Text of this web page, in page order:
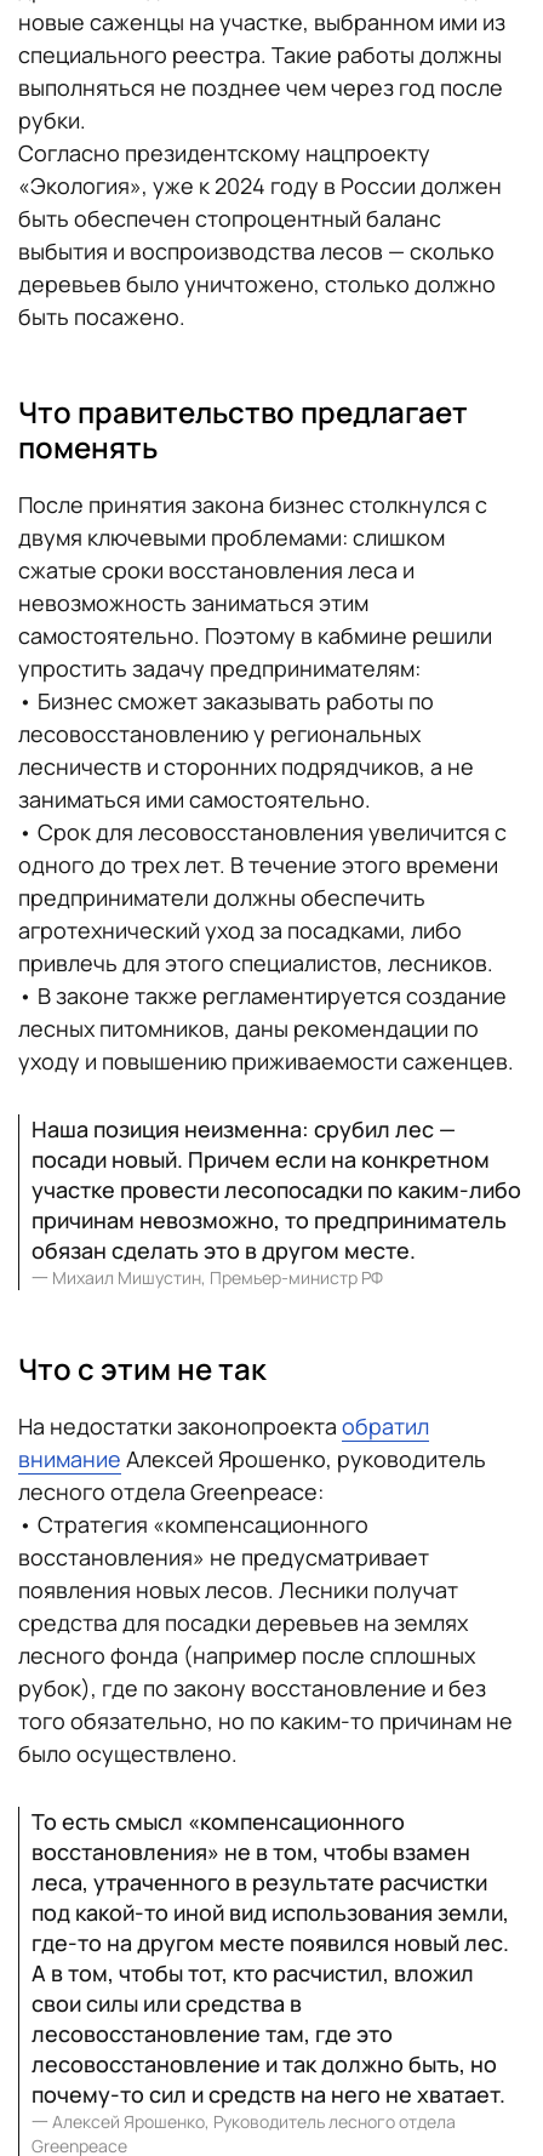
новые саженцы на участке, выбранном ими из
специального реестра. Такие работы должны
выполняться не позднее чем через год после
рубки.
Согласно президентскому нацпроекту
«Экология», уже к 2024 году в России должен
быть обеспечен стопроцентный баланс
выбытия и воспроизводства лесов — сколько
деревьев было уничтожено, столько должно
быть посажено.
Что правительство предлагает
поменять
После принятия закона бизнес столкнулся с
двумя ключевыми проблемами: слишком
сжатые сроки восстановления леса и
невозможность заниматься этим
самостоятельно. Поэтому в кабмине решили
упростить задачу предпринимателям:
• Бизнес сможет заказывать работы по
лесовосстановлению у региональных
лесничеств и сторонних подрядчиков, а не
заниматься ими самостоятельно.
• Срок для лесовосстановления увеличится с
одного до трех лет. В течение этого времени
предприниматели должны обеспечить
агротехнический уход за посадками, либо
привлечь для этого специалистов, лесников.
• В законе также регламентируется создание
лесных питомников, даны рекомендации по
уходу и повышению приживаемости саженцев.
Наша позиция неизменна: срубил лес —
посади новый. Причем если на конкретном
участке провести лесопосадки по каким-либо
причинам невозможно, то предприниматель
обязан сделать это в другом месте.
一 Михаил Мишустин, Премьер-министр РФ
Что с этим не так
На недостатки законопроекта обратил
внимание Алексей Ярошенко, руководитель
лесного отдела Greenpeace:
• Стратегия «компенсационного
восстановления» не предусматривает
появления новых лесов. Лесники получат
средства для посадки деревьев на землях
лесного фонда (например после сплошных
рубок), где по закону восстановление и без
того обязательно, но по каким-то причинам не
было осуществлено.
То есть смысл «компенсационного
восстановления» не в том, чтобы взамен
леса, утраченного в результате расчистки
под какой-то иной вид использования земли,
где-то на другом месте появился новый лес.
А в том, чтобы тот, кто расчистил, вложил
свои силы или средства в
лесовосстановление там, где это
лесовосстановление и так должно быть, но
почему-то сил и средств на него не хватает.
一 Алексей Ярошенко, Руководитель лесного отдела
Greenpeace